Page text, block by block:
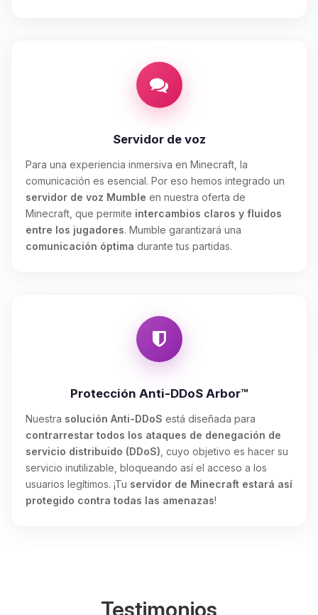
Servidor de voz
Para una experiencia inmersiva en Minecraft, la
comunicación es esencial. Por eso hemos integrado un
servidor de voz Mumble en nuestra oferta de
Minecraft, que permite intercambios claros y fluidos
entre los jugadores. Mumble garantizará una
comunicación óptima durante tus partidas.
Protección Anti-DDoS Arbor™
Nuestra solución Anti-DDoS está diseñada para
contrarrestar todos los ataques de denegación de
servicio distribuido (DDoS) , cuyo objetivo es hacer su
servicio inutilizable, bloqueando así el acceso a los
usuarios legítimos. ¡Tu servidor de Minecraft estará así
protegido contra todas las amenazas!
Testimonios